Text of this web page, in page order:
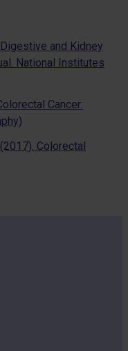
and Kidney
National Institutes
Cancer:
Colorectal